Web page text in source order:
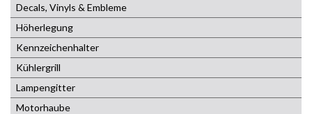
Decals, Vinyls & Embleme
Höherlegung
Kennzeichenhalter
Kühlergrill
Lampengitter
Motorhaube